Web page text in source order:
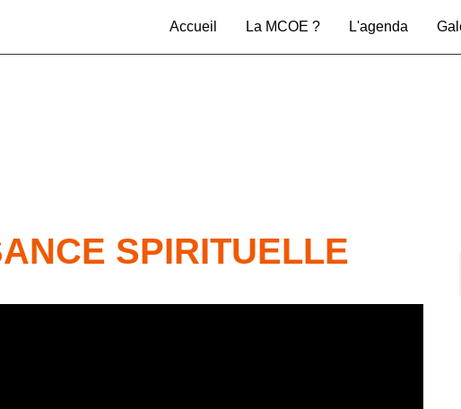
Accueil La MCOE ? L'agenda
SPIRITUELLE